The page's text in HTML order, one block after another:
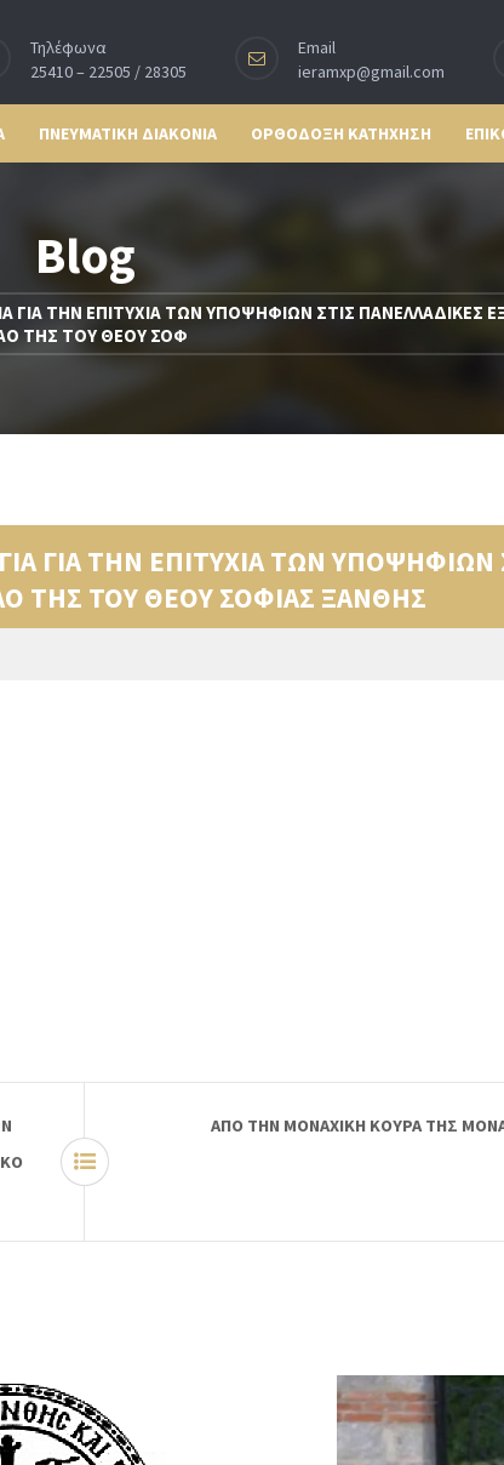
Τηλέφωνα
25410 – 22505 / 28305
Email
ieramxp@gmail.com
ΠΝΕΥΜΑΤΙΚΗ ΔΙΑΚΟΝΙΑ ΟΡΘΟΔΟΞΗ ΚΑΤΗΧΗΣΗ
Blog
ΓΙΑ ΤΗΝ ΕΠΙΤΥΧΙΑ ΤΩΝ ΥΠΟΨΗΦΙΩΝ ΣΤΙΣ ΠΑΝΕΛΛΑΔΙΚΕΣ
ΤΗΣ ΤΟΥ ΘΕΟΥ ΣΟΦ
ΓΙΑ ΤΗΝ ΕΠΙΤΥΧΙΑ ΤΩΝ ΥΠΟΨΗΦΙΩΝ
ΤΗΣ ΤΟΥ ΘΕΟΥ ΣΟΦΙΑΣ ΞΑΝΘΗΣ
ΑΠΟ ΤΗΝ ΜΟΝΑΧΙΚΗ ΚΟΥΡΑ ΤΗΣ